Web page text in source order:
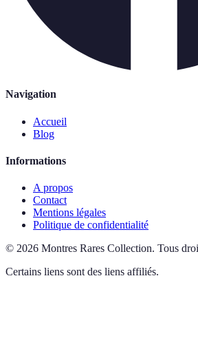
Navigation
Accueil
Blog
Informations
A propos
Contact
Mentions légales
Politique de confidentialité
© 2026 Montres Rares Collection. Tous
Certains liens sont des liens affiliés.